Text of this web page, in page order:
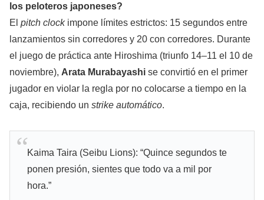
los peloteros japoneses?
El pitch clockimpone límites estrictos: 15 segundos entre
lanzamientos sin corredores y 20 con corredores. Durante
el juego de práctica ante Hiroshima (triunfo 14–11 el 10 de
noviembre), Arata Murabayashi se convirtió en el primer
jugador en violar la regla por no colocarse a tiempo en la
caja, recibiendo un strike automático.
Kaima Taira (Seibu Lions): “Quince segundos te
ponen presión, sientes que todo va a mil por
hora.”